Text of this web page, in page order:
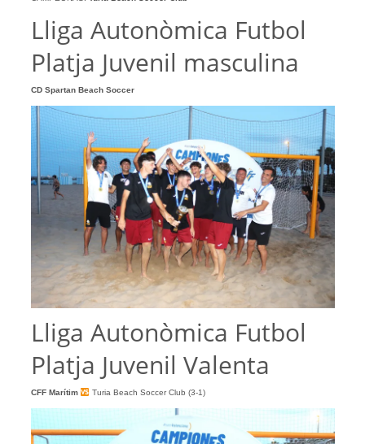
Lliga Autonòmica Futbol
Platja Juvenil masculina
CD Spartan Beach Soccer
Lliga Autonòmica Futbol
Platja Juvenil Valenta
CFF Marítim Turia Beach Soccer Club (3-1)